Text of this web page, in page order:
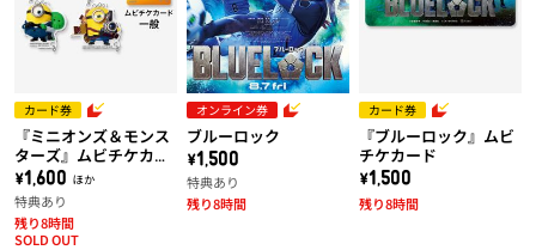
カード券
『ミニオンズ＆モンス
ターズ』ムビチケカー
ド【第2弾】
\1,600 ほか
特典あり
SOLD OUT
残り8時間
オンライン券
ブルーロック
\1,500
特典あり
残り8時間
カード券
『ブルーロック』ムビ
チケカード
\1,500
残り8時間